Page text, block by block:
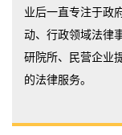
业后一直专注于政
动、行政领域法律
研院所、民营企业
的法律服务。